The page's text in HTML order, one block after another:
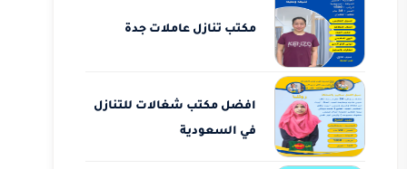
مكتب تنازل عاملات جدة
افضل مكتب شغالات للتنازل
في السعودية